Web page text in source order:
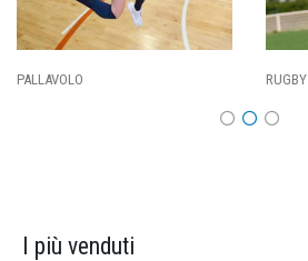
PALLAVOLO RUGBY
I più venduti